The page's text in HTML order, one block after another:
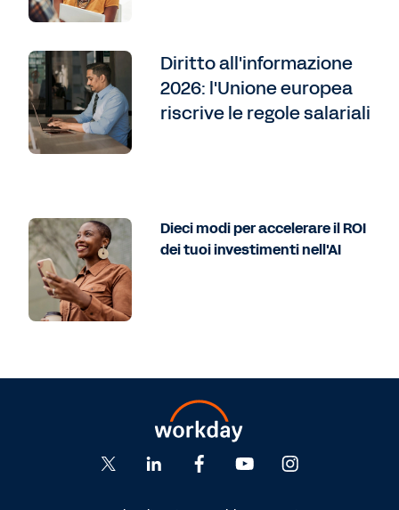
Diritto all'informazione
2026: l'Unione europea
riscrive le regole salariali
Dieci modi per accelerare il ROI
dei tuoi investimenti nell'AI